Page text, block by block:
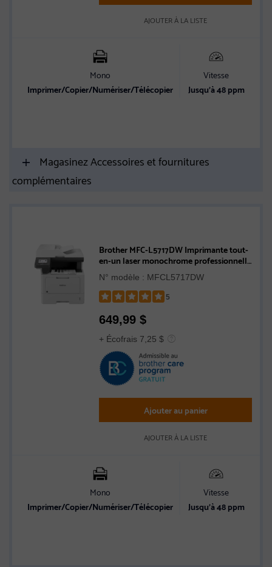
AJOUTER À LA LISTE
Mono
Imprimer/Copier/Numériser/Télécopier
Vitesse
Jusqu’à 48 ppm
Magasinez Accessoires et fournitures
complémentaires
Brother MFC-L5717DW Imprimante tout-
en-un laser monochrome professionnelle
avec réseautage sans fil et impression,
numérisation et copie recto verso
N° modèle : MFCL5717DW
5
5
out
5
stars
649,99 $
+ Écofrais 7,25 $
Ajouter au panier
AJOUTER À LA LISTE
Mono
Imprimer/Copier/Numériser/Télécopier
Vitesse
Jusqu’à 48 ppm